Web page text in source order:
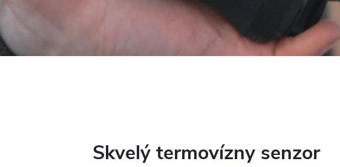
Skvelý termovízny senzor